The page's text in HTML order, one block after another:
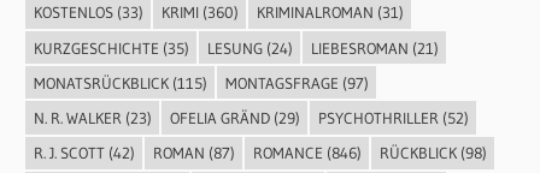
KOSTENLOS(33) KRIMI(360) KRIMINALROMAN (31)
KURZGESCHICHTE (35) LESUNG(24) LIEBESROMAN (21)
MONATSRÜCKBLICK(115) MONTAGSFRAGE (97)
N. R. WALKER (23) OFELIA GRÄND(29) PSYCHOTHRILLER (52)
R. J. SCOTT(42) ROMAN (87) ROMANCE (846) RÜCKBLICK(98)